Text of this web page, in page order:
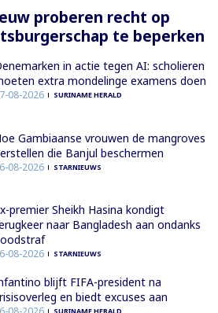
proberen recht op
te beperken
in actie tegen AI: scholieren
extra mondelinge examens doen
08-2026 SURINAME HERALD
Gambiaanse vrouwen de mangroves
die Banjul beschermen
08-2026 STARNIEUWS
premier Sheikh Hasina kondigt
naar Bangladesh aan ondanks
08-2026 STARNIEUWS
blijft FIFA-president na
en biedt excuses aan
SURINAME HERALD